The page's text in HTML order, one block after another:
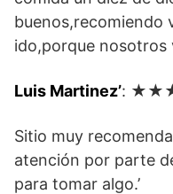
buenos,recomiendo
ido,porque nosotros
Luis Martinez’:
Sitio muy
atención por parte
para tomar algo.’